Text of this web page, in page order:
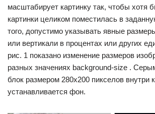
масштабирует картинку так, чтобы хотя
картинки целиком поместилась в
того, допустимо указывать явные
или вертикали в процентах или других
рис. 1 показано изменение размеров
разных значениях background-size .
блок размером 280х200 пикселов внутри
устанавливается фон.